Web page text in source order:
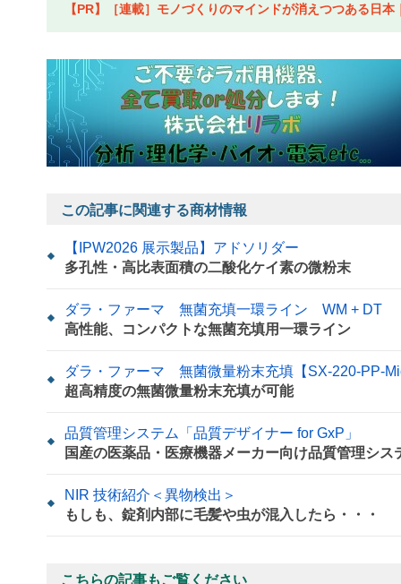
【PR】［連載］モノづくりのマインドが消えつつある日
この記事に関連する商材情報
【IPW2026 展示製品】アドソリダー
多孔性・高比表面積の二酸化ケイ素の微粉末
ダラ・ファーマ 無菌充填一環ライン WM + DT
高性能、コンパクトな無菌充填用一環ライン
ダラ・ファーマ 無菌微量粉末充填【SX-220-PP-
超高精度の無菌微量粉末充填が可能
品質管理システム「品質デザイナー for GxP」
国産の医薬品・医療機器メーカー向け品質管理シス
NIR 技術紹介＜異物検出＞
もしも、錠剤内部に毛髪や虫が混入したら・・・
こちらの記事もご覧ください